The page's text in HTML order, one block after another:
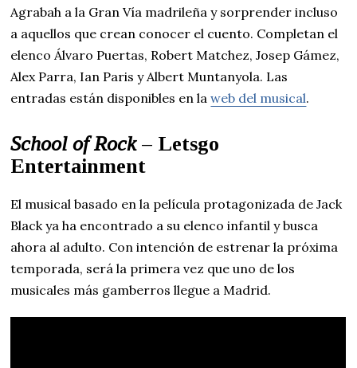
Agrabah a la Gran Vía madrileña y sorprender incluso
a aquellos que crean conocer el cuento. Completan el
elenco Álvaro Puertas, Robert Matchez, Josep Gámez,
Alex Parra, Ian Paris y Albert Muntanyola. Las
entradas están disponibles en laweb del musical.
School of Rock– Letsgo
Entertainment
El musical basado en la película protagonizada de Jack
Black ya ha encontrado a su elenco infantil y busca
ahora al adulto. Con intención de estrenar la próxima
temporada, será la primera vez que uno de los
musicales más gamberros llegue a Madrid.